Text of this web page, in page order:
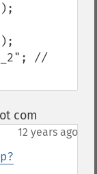
//
com
12 years ago